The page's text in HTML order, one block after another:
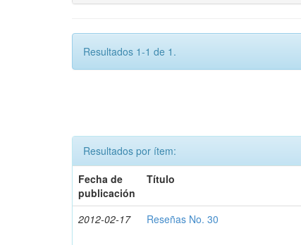
Resultados 1-1 de 1.
Resultados por ítem:
Fecha de
publicación
Título
2012-02-17 Reseñas No. 30